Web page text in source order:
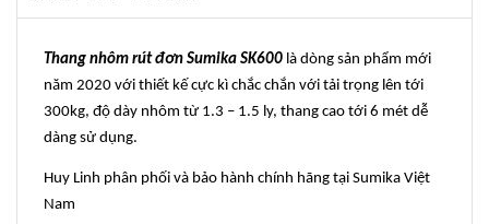
Thang nhôm rút đơn Sumika SK600 là dòng sản phẩm mới
năm 2020 với thiết kế cực kì chắc chắn với tải trọng lên tới
300kg, độ dày nhôm từ 1.3 – 1.5 ly, thang cao tới 6 mét dễ
dàng sử dụng.
Huy Linh phân phối và bảo hành chính hãng tại Sumika Việt
Nam